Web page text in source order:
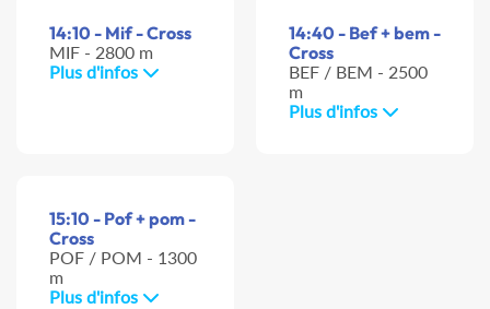
14:10 - Mif - Cross
MIF - 2800 m
Plus d'infos
14:40 - Bef + bem -
Cross
BEF / BEM - 2500
m
Plus d'infos
15:10 - Pof + pom -
Cross
POF / POM - 1300
m
Plus d'infos